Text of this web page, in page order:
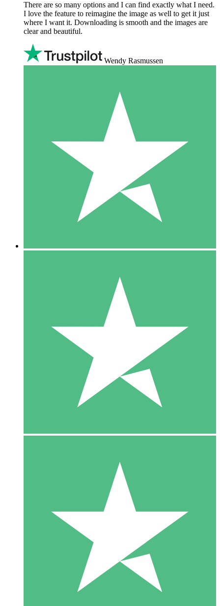
There are so many options and I can find exactly what I need.
I love the feature to reimagine the image as well to get it just
where I want it. Downloading is smooth and the images are
clear and beautiful.
Wendy Rasmussen